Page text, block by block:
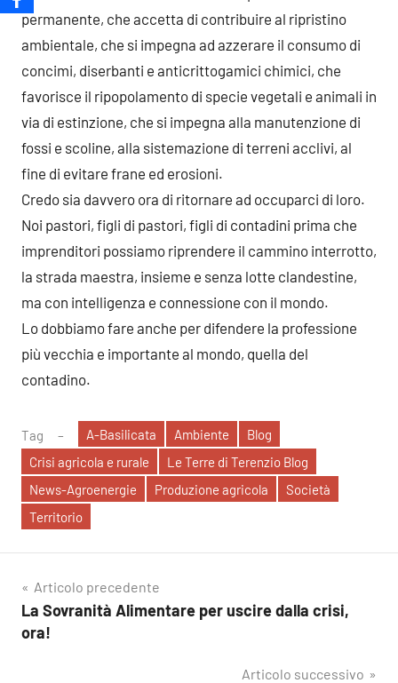
permanente, che accetta di contribuire al ripristino
ambientale, che si impegna ad azzerare il consumo di
concimi, diserbanti e anticrittogamici chimici, che
favorisce il ripopolamento di specie vegetali e animali in
via di estinzione, che si impegna alla manutenzione di
fossi e scoline, alla sistemazione di terreni acclivi, al
fine di evitare frane ed erosioni.
Credo sia davvero ora di ritornare ad occuparci di loro.
Noi pastori, figli di pastori, figli di contadini prima che
imprenditori possiamo riprendere il cammino interrotto,
la strada maestra, insieme e senza lotte clandestine,
ma con intelligenza e connessione con il mondo.
Lo dobbiamo fare anche per difendere la professione
più vecchia e importante al mondo, quella del
contadino.
Tag A-Basilicata Ambiente
Blog
Crisi agricola e rurale
Le Terre di Terenzio Blog
News-Agroenergie
Produzione agricola
Società
Territorio
Navigazione
articoli
Articolo precedente
La Sovranità Alimentare per uscire dalla crisi,
ora!
Articolo successivo